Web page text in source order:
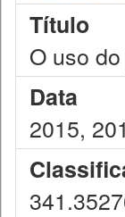
Título
O uso
Data
2015,